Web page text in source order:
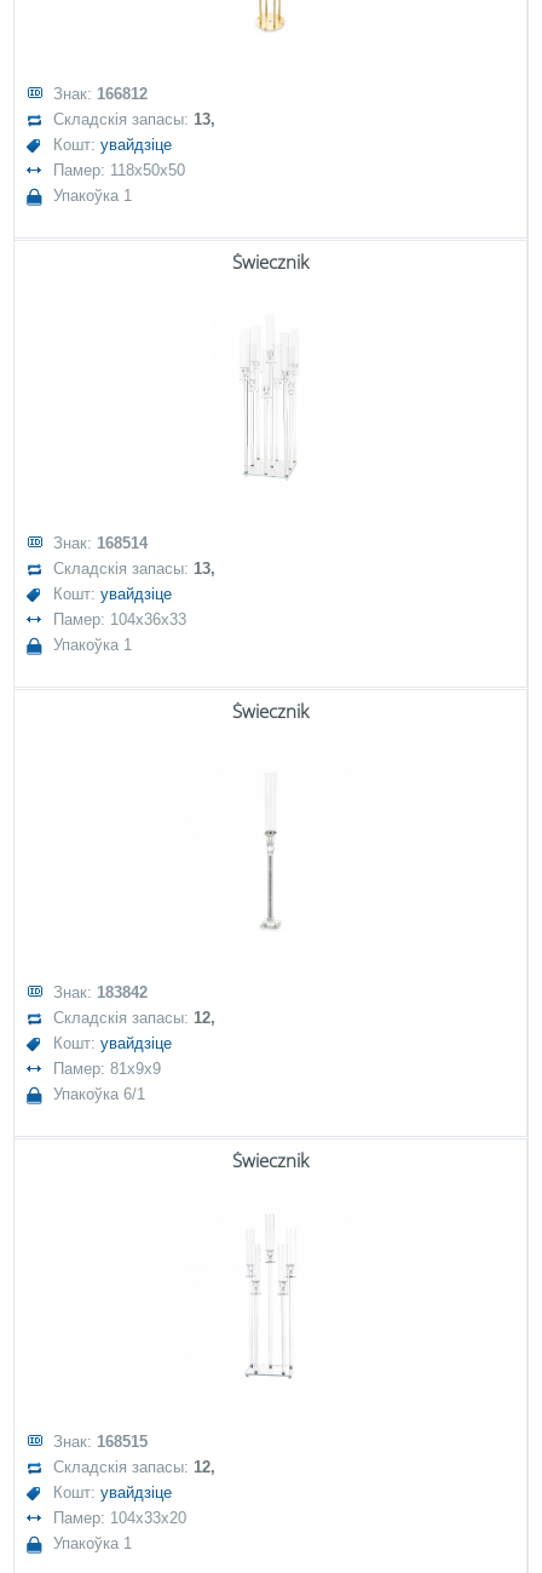
Знак: 166812
Складскія запасы:13,
Кошт:увайдзіце
Памер: 118x50x50
Упакоўка 1
Świecznik
Знак: 168514
Складскія запасы:13,
Кошт:увайдзіце
Памер: 104x36x33
Упакоўка 1
Świecznik
Знак: 183842
Складскія запасы:12,
Кошт:увайдзіце
Памер: 81x9x9
Упакоўка 6/1
Świecznik
Знак: 168515
Складскія запасы:12,
Кошт:увайдзіце
Памер: 104x33x20
Упакоўка 1